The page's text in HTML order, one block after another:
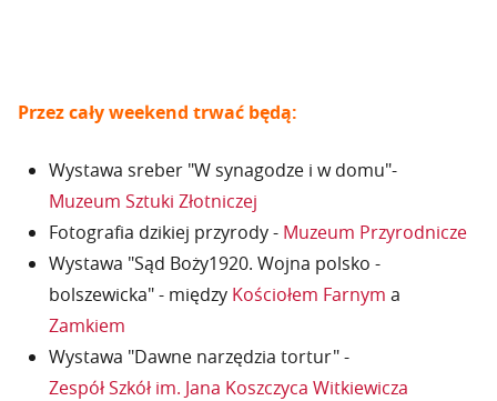
Przez cały weekend trwać będą:
Wystawa sreber "W synagodze i w domu"-
Muzeum Sztuki Złotniczej
Fotografia dzikiej przyrody - Muzeum Przyrodnicze
Wystawa "Sąd Boży1920. Wojna polsko -
bolszewicka" - między Kościołem Farnym a
Zamkiem
Wystawa "Dawne narzędzia tortur" -
Zespół Szkół im. Jana Koszczyca Witkiewicza